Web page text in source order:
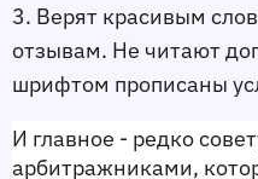
3. Верят красивым
отзывам. Не читают
шрифтом прописаны
И главное - редко
арбитражниками,